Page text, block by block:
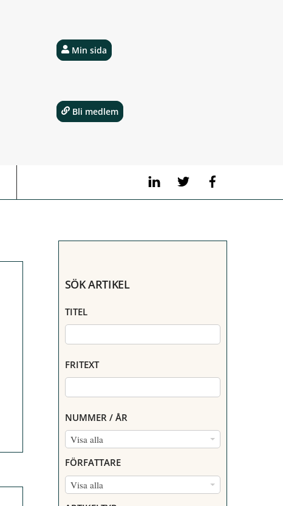
LinkedIn Twitter
Min sida
Bli medlem
SÖK ARTIKEL
TITEL
FRITEXT
NUMMER / ÅR
Visa alla
N
M
M
FÖRFATTARE
Visa alla